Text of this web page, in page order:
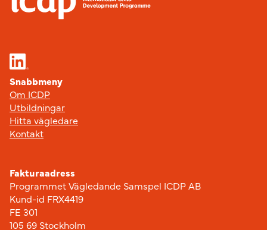
Snabbmeny
Om ICDP
Utbildningar
Hitta vägledare
Kontakt
Fakturaadress
Programmet Vägledande Samspel ICDP AB
Kund-id FRX4419
FE 301
105 69 Stockholm